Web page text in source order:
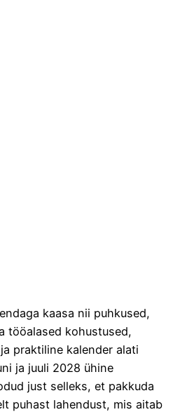
kaasa nii puhkused,
tööalased kohustused,
praktiline kalender alati
ja juuli 2028 ühine
just selleks, et pakkuda
puhast lahendust, mis aitab